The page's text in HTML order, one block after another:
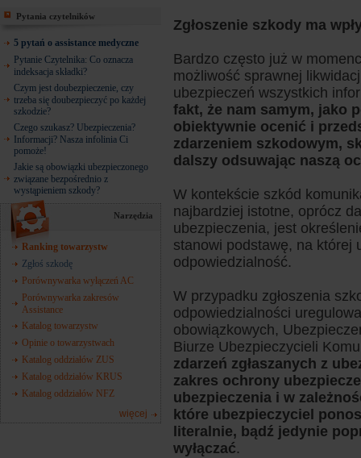
Pytania czytelników
5 pytań o assistance medyczne
Pytanie Czytelnika: Co oznacza
indeksacja składki?
Czym jest doubezpieczenie, czy
trzeba się doubezpieczyć po każdej
szkodzie?
Czego szukasz? Ubezpieczenia?
Informacji? Nasza infolinia Ci
pomoże!
Jakie są obowiązki ubezpieczonego
związane bezpośrednio z
wystąpieniem szkody?
Narzędzia
Ranking towarzystw
Zgłoś szkodę
Porównywarka wyłączeń AC
Porównywarka zakresów
Assistance
Katalog towarzystw
Opinie o towarzystwach
Katalog oddziałów ZUS
Katalog oddziałów KRUS
Katalog oddziałów NFZ
więcej
Zgłoszenie szkody ma
Bardzo często już w
możliwość sprawnej
ubezpieczeń wszystkich
fakt, że nam samym, jako
obiektywnie ocenić i
zdarzeniem szkodowym,
dalszy odsuwając naszą
W kontekście szkód
najbardziej istotne, oprócz
ubezpieczenia, jest
stanowi podstawę, na której
odpowiedzialność.
W przypadku zgłoszenia
odpowiedzialności
obowiązkowych,
Biurze Ubezpieczycieli
zdarzeń zgłaszanych z
zakres ochrony
ubezpieczenia i w
które ubezpieczyciel
literalnie, bądź jedynie
wyłączać.